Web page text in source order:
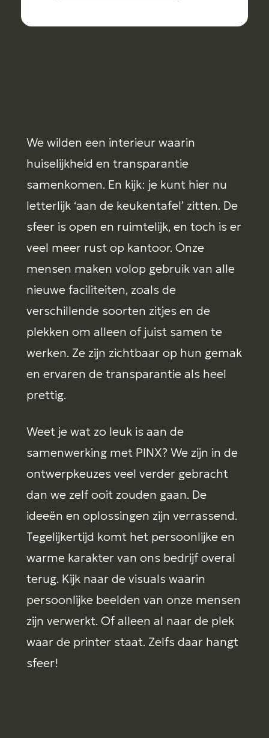
We wilden een interieur waarin
huiselijkheid en transparantie
samenkomen. En kijk: je kunt hier nu
letterlijk ‘aan de keukentafel’ zitten. De
sfeer is open en ruimtelijk, en toch is er
veel meer rust op kantoor. Onze
mensen maken volop gebruik van alle
nieuwe faciliteiten, zoals de
verschillende soorten zitjes en de
plekken om alleen of juist samen te
werken. Ze zijn zichtbaar op hun gemak
en ervaren de transparantie als heel
prettig.
Weet je wat zo leuk is aan de
samenwerking met PINX? We zijn in de
ontwerpkeuzes veel verder gebracht
dan we zelf ooit zouden gaan. De
ideeën en oplossingen zijn verrassend.
Tegelijkertijd komt het persoonlijke en
warme karakter van ons bedrijf overal
terug. Kijk naar de visuals waarin
persoonlijke beelden van onze mensen
zijn verwerkt. Of alleen al naar de plek
waar de printer staat. Zelfs daar hangt
sfeer!